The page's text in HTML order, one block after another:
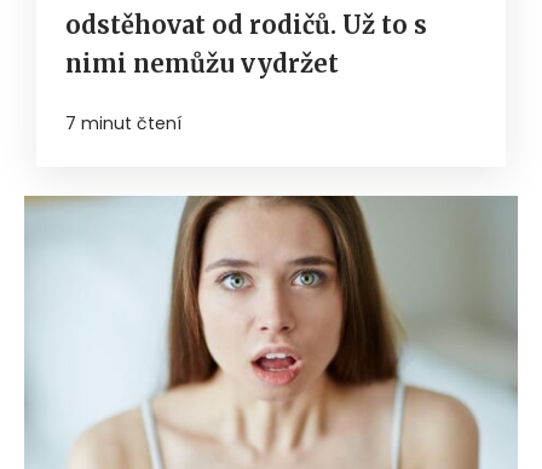
odstěhovat od rodičů. Už to s
nimi nemůžu vydržet
7 minut čtení